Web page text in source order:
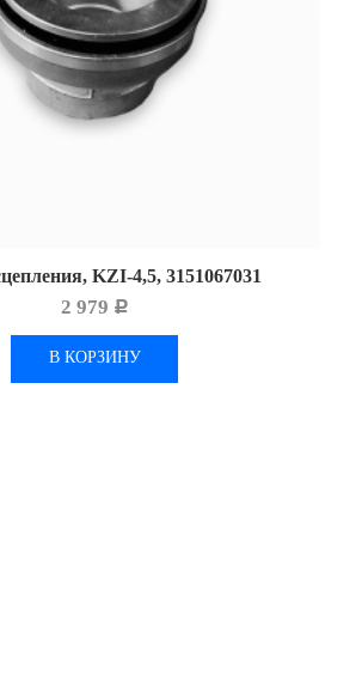
KZI-4,5, 3151067031
2 979 Р
В КОРЗИНУ